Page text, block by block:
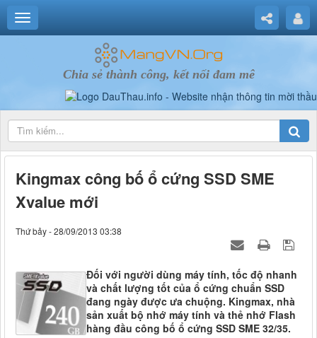
Chia sẻ thành công, kết nối đam mê
Kingmax công bố ổ cứng SSD SME
Xvalue mới
Thứ bảy - 28/09/2013 03:38
Đối với người dùng máy tính, tốc độ nhanh
và chất lượng tốt của ổ cứng chuẩn SSD
đang ngày được ưa chuộng. Kingmax, nhà
sản xuất bộ nhớ máy tính và thẻ nhớ Flash
hàng đầu công bố ổ cứng SSD SME 32/35.